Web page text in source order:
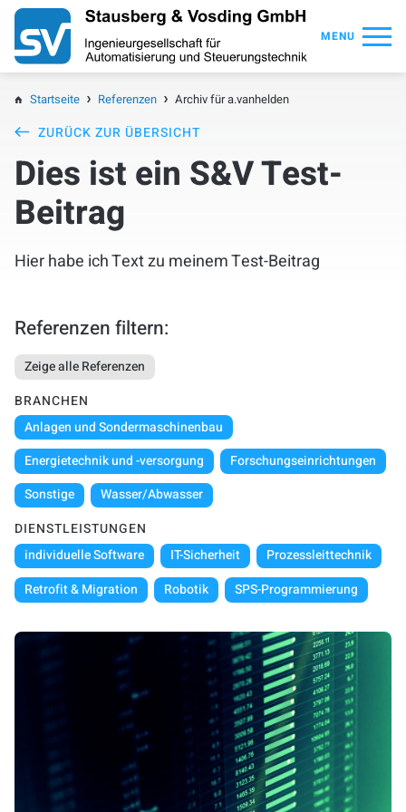
MENU
Startseite Referenzen Archiv für a.vanhelden
ZURÜCK ZUR ÜBERSICHT
Dies ist ein S&V Test-
Beitrag
Hier habe ich Text zu meinem Test-Beitrag
Referenzen filtern:
Zeige alle Referenzen
BRANCHEN
Anlagen und Sondermaschinenbau
Energietechnik und -versorgung
Forschungseinrichtungen
Sonstige
Wasser/Abwasser
DIENSTLEISTUNGEN
individuelle Software
IT-Sicherheit
Prozessleittechnik
Retrofit & Migration
Robotik SPS-Programmierung